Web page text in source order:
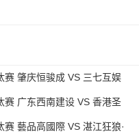
肇庆恒骏成 VS 三七互娱
广东西南建设 VS 香港圣
藝品高國際 VS 湛江狂狼·